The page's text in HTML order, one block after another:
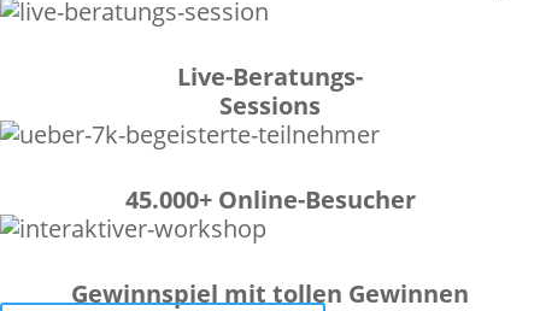
Live-Beratungs-
Sessions
45.000+ Online-Besucher
Gewinnspiel mit tollen Gewinnen